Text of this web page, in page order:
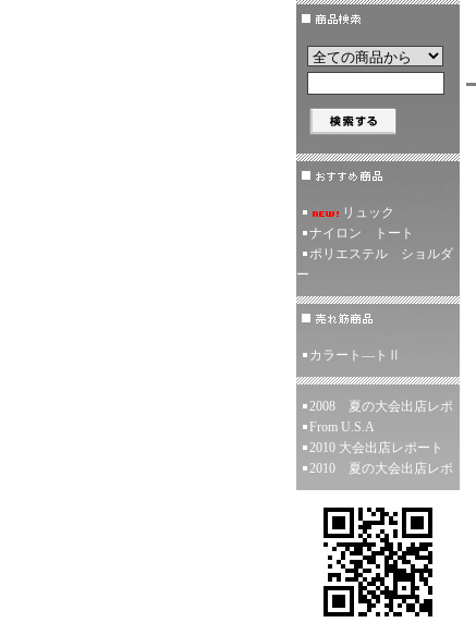
リュック
ナイロン トート
ポリエステル ショルダ
ー
カラート―トⅡ
2008 夏の大会出店レポ
From U.S.A
2010 大会出店レポート
2010 夏の大会出店レポ